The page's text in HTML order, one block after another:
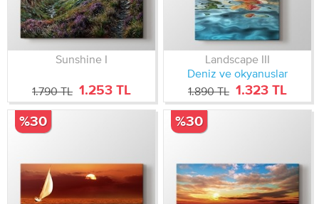
Sunshine I
1.790 TL 1.253 TL
Landscape III
Deniz ve okyanuslar
1.890 TL 1.323 TL
%30 %30